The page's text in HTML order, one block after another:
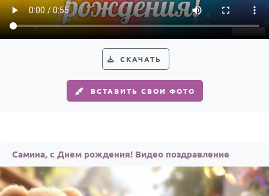
Годовщина свадьбы
Календарь праздников
Женщине
Мужчине
Детям
Все родственники
СКАЧАТЬ
ВСТАВИТЬ СВОИ ФОТО
Самина, с Днем рождения! Видео поздравление